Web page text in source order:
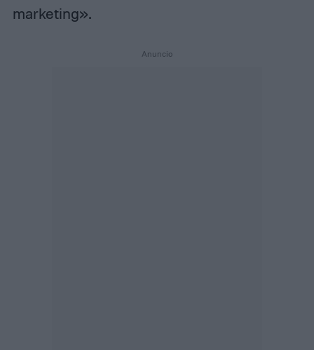
marketing».